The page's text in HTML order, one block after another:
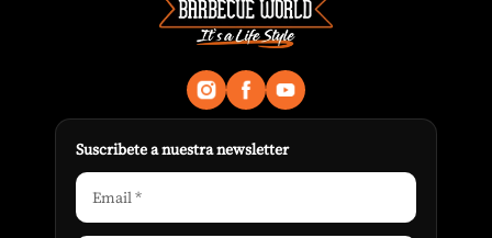
Suscribete a nuestra newsletter